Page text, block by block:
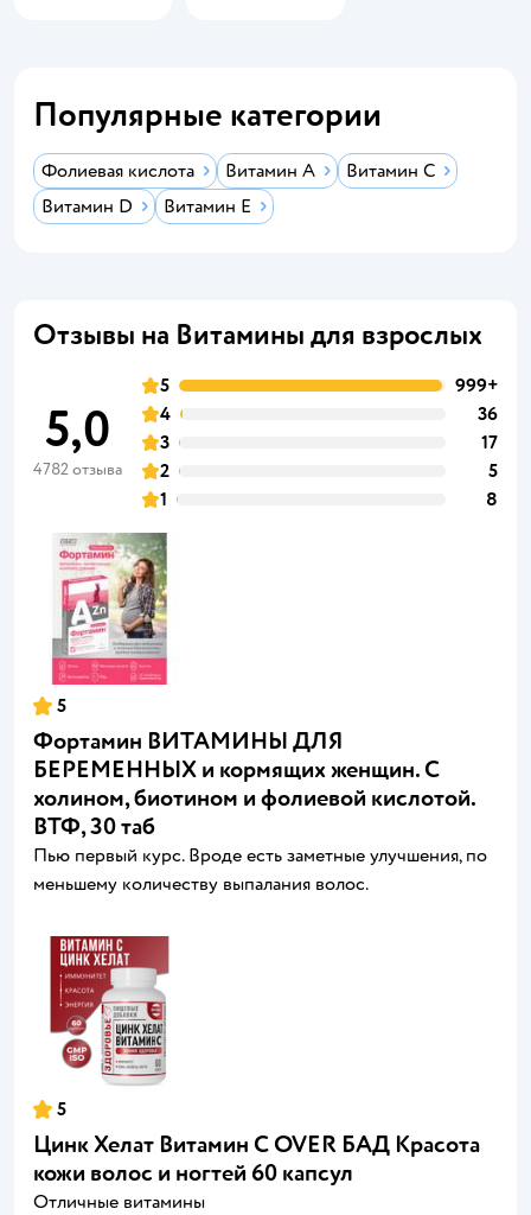
Популярные категории
Фолиевая кислота Витамин А
Витамин C
Витамин D
Витамин E
Отзывы на Витамины для взрослых
5,0
4782 отзыва
5
999+
4
36
3
17
2
5
1
8
5
Фортамин ВИТАМИНЫ ДЛЯ
БЕРЕМЕННЫХ и кормящих женщин. С
холином, биотином и фолиевой кислотой.
ВТФ, 30 таб
Пью первый курс. Вроде есть заметные улучшения, по
меньшему количеству выпалания волос.
5
Цинк Хелат Витамин С OVER БАД Красота
кожи волос и ногтей 60 капсул
Отличные витамины